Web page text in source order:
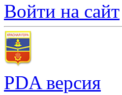
Войти на сайт
PDA версия